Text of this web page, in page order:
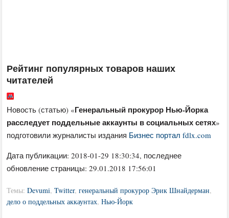
Рейтинг популярных товаров наших
читателей
Новость (статью) «Генеральный прокурор Нью-Йорка
расследует поддельные аккаунты в социальных сетях»
подготовили журналисты издания Бизнес портал fdlx.com
Дата публикации:2018-01-29 18:30:34, последнее
обновление страницы: 29.01.2018 17:56:01
Темы:Devumi,Twitter,генеральный прокурор Эрик Шнайдерман,
дело о поддельных аккаунтах,Нью-Йорк